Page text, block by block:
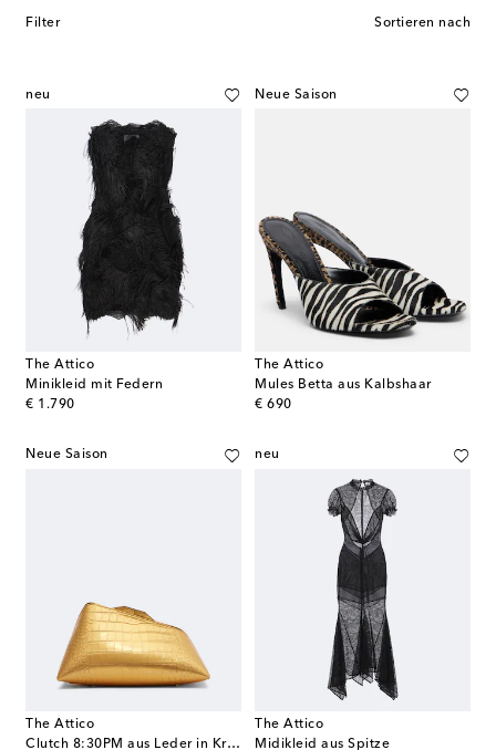
und der Vielseitigkeit weiblicher Stärke. Seit ihrer Gründung
Filter Sortieren nach
neu
The Attico
Minikleid mit Federn
€ 1.790
original price
Neue Saison
The Attico
Mules Betta aus Kalbshaar
€ 690
original price
Neue Saison
The Attico
Clutch 8:30PM aus Leder in Kroko-Optik
neu
The Attico
Midikleid aus Spitze